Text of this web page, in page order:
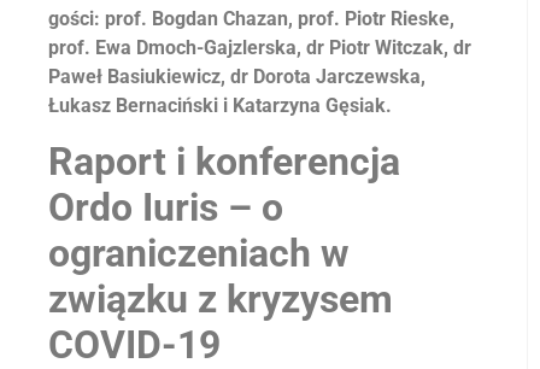
gości: prof. Bogdan Chazan, prof. Piotr Rieske,
prof. Ewa Dmoch-Gajzlerska, dr Piotr Witczak, dr
Paweł Basiukiewicz, dr Dorota Jarczewska,
Łukasz Bernaciński i Katarzyna Gęsiak.
Raport i konferencja
Ordo Iuris – o
ograniczeniach w
związku z kryzysem
COVID-19